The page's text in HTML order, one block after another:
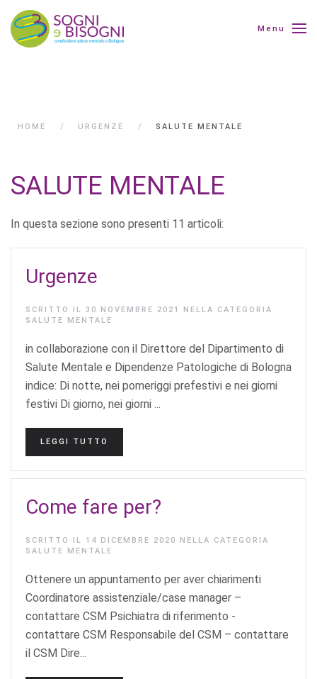
Menu
HOME URGENZE SALUTE MENTALE
SALUTE MENTALE
In questa sezione sono presenti 11 articoli:
Urgenze
SCRITTO IL 30 NOVEMBRE 2021
NELLA CATEGORIA
SALUTE MENTALE
in collaborazione con il Direttore del Dipartimento di
Salute Mentale e Dipendenze Patologiche di Bologna
indice: Di notte, nei pomeriggi prefestivi e nei giorni
festivi Di giorno, nei giorni ...
LEGGI TUTTO
Come fare per?
SCRITTO IL 14 DICEMBRE 2020
NELLA CATEGORIA
SALUTE MENTALE
Ottenere un appuntamento per aver chiarimenti
Coordinatore assistenziale/case manager –
contattare CSM Psichiatra di riferimento -
contattare CSM Responsabile del CSM – contattare
il CSM Dire...